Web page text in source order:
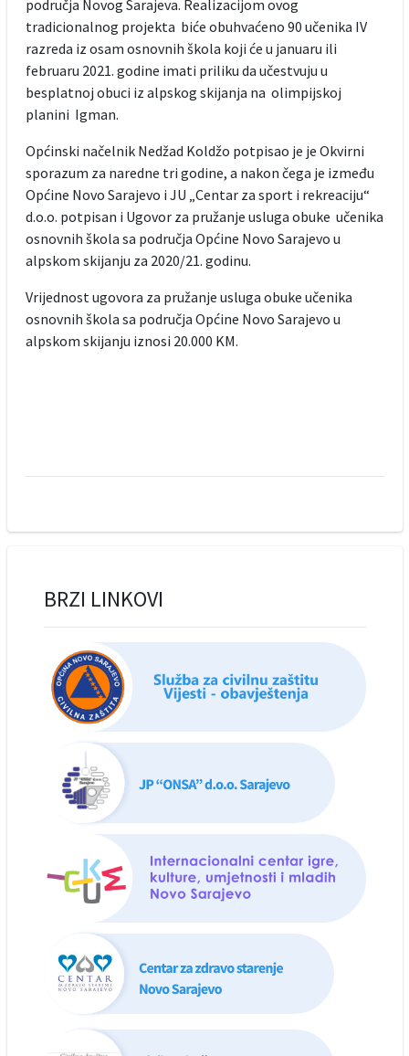
područja Novog Sarajeva. Realizacijom ovog
tradicionalnog projekta biće obuhvaćeno 90 učenika IV
razreda iz osam osnovnih škola koji će u januaru ili
februaru 2021. godine imati priliku da učestvuju u
besplatnoj obuci iz alpskog skijanja na olimpijskoj
planini Igman.
Općinski načelnik Nedžad Koldžo potpisao je je Okvirni
sporazum za naredne tri godine, a nakon čega je između
Općine Novo Sarajevo i JU „Centar za sport i rekreaciju“
d.o.o. potpisan i Ugovor za pružanje usluga obuke učenika
osnovnih škola sa područja Općine Novo Sarajevo u
alpskom skijanju za 2020/21. godinu.
Vrijednost ugovora za pružanje usluga obuke učenika
osnovnih škola sa područja Općine Novo Sarajevo u
alpskom skijanju iznosi 20.000 KM.
BRZI LINKOVI